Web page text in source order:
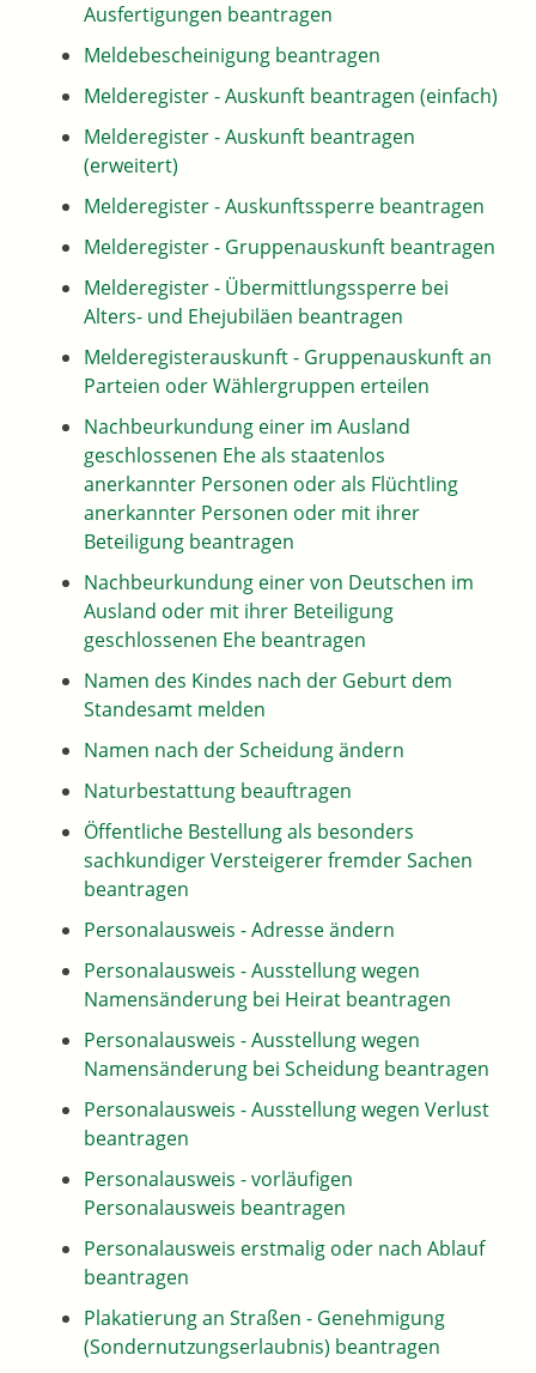
Ausfertigungen beantragen
Meldebescheinigung beantragen
Melderegister - Auskunft beantragen (einfach)
Melderegister - Auskunft beantragen
(erweitert)
Melderegister - Auskunftssperre beantragen
Melderegister - Gruppenauskunft beantragen
Melderegister - Übermittlungssperre bei
Alters- und Ehejubiläen beantragen
Melderegisterauskunft - Gruppenauskunft an
Parteien oder Wählergruppen erteilen
Nachbeurkundung einer im Ausland
geschlossenen Ehe als staatenlos
anerkannter Personen oder als Flüchtling
anerkannter Personen oder mit ihrer
Beteiligung beantragen
Nachbeurkundung einer von Deutschen im
Ausland oder mit ihrer Beteiligung
geschlossenen Ehe beantragen
Namen des Kindes nach der Geburt dem
Standesamt melden
Namen nach der Scheidung ändern
Naturbestattung beauftragen
Öffentliche Bestellung als besonders
sachkundiger Versteigerer fremder Sachen
beantragen
Personalausweis - Adresse ändern
Personalausweis - Ausstellung wegen
Namensänderung bei Heirat beantragen
Personalausweis - Ausstellung wegen
Namensänderung bei Scheidung beantragen
Personalausweis - Ausstellung wegen Verlust
beantragen
Personalausweis - vorläufigen
Personalausweis beantragen
Personalausweis erstmalig oder nach Ablauf
beantragen
Plakatierung an Straßen - Genehmigung
(Sondernutzungserlaubnis) beantragen